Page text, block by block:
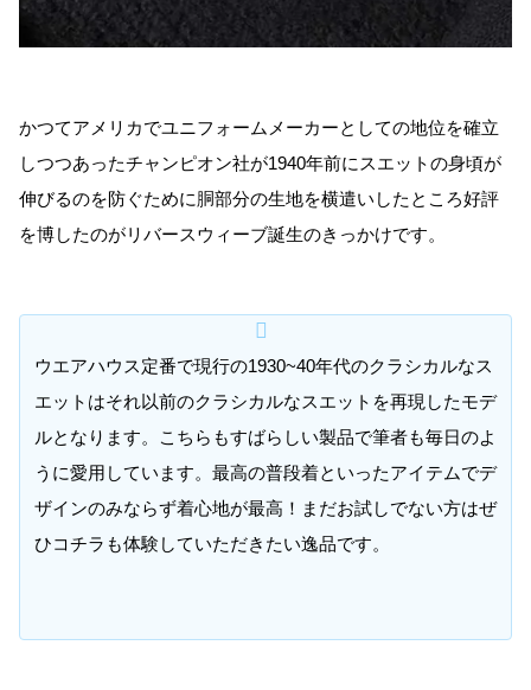
かつてアメリカでユニフォームメーカーとしての地位を確立
しつつあったチャンピオン社が1940年前にスエットの身頃が
伸びるのを防ぐために胴部分の生地を横遣いしたところ好評
を博したのがリバースウィーブ誕生のきっかけです。
ウエアハウス定番で現行の1930~40年代のクラシカルなス
エットはそれ以前のクラシカルなスエットを再現したモデ
ルとなります。こちらもすばらしい製品で筆者も毎日のよ
うに愛用しています。最高の普段着といったアイテムでデ
ザインのみならず着心地が最高！まだお試しでない方はぜ
ひコチラも体験していただきたい逸品です。